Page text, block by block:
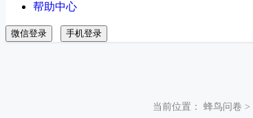
帮助中心
微信登录 手机登录
当前位置： 蜂鸟问卷 >